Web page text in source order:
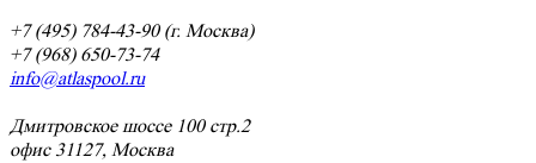
+7 (495) 784-43-90 (г. Москва)
+7 (968) 650-73-74
info@atlaspool.ru
Дмитровское шоссе 100 стр.2
офис 31127, Москва